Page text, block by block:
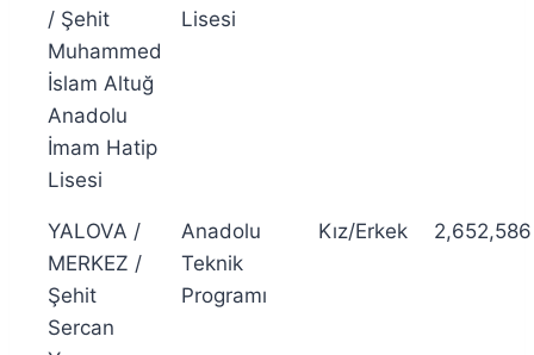
/ Şehit
Muhammed
İslam Altuğ
Anadolu
İmam Hatip
Lisesi
Lisesi
YALOVA /
MERKEZ /
Şehit
Sercan
Anadolu
Teknik
Programı
Kız/Erkek 2,652,586